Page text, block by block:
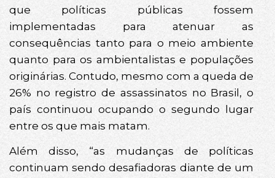
que políticas públicas fossem
implementadas para atenuar as
consequências tanto para o meio ambiente
quanto para os ambientalistas e populações
originárias. Contudo, mesmo com a queda de
26% no registro de assassinatos no Brasil, o
país continuou ocupando o segundo lugar
entre os que mais matam.
Além disso, “as mudanças de políticas
continuam sendo desafiadoras diante de um